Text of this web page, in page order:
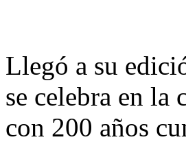
Llegó a su
se celebra en la
con 200 años